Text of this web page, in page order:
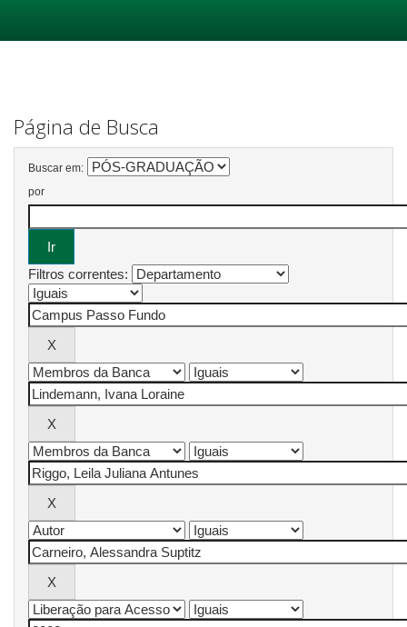
Página de Busca
Buscar em:
por
Filtros correntes: